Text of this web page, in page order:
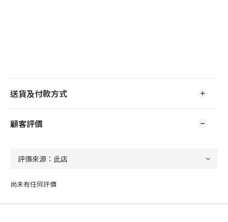
送貨及付款方式
顧客評價
尚未有任何評價